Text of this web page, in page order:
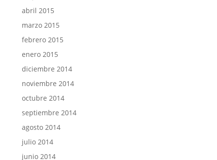
abril 2015
marzo 2015
febrero 2015
enero 2015
diciembre 2014
noviembre 2014
octubre 2014
septiembre 2014
agosto 2014
julio 2014
junio 2014